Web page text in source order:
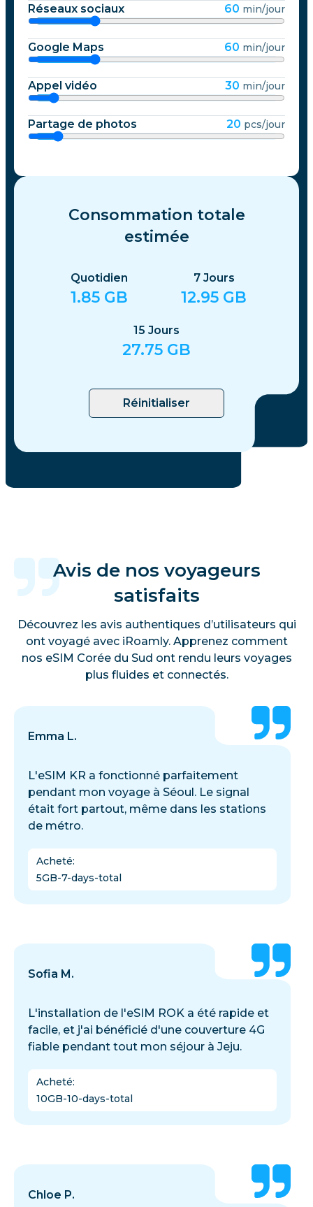
Réseaux sociaux 60 min/jour
Google Maps 60 min/jour
Appel vidéo 30 min/jour
Partage de photos 20 pcs/jour
Consommation totale
estimée
Quotidien
1.85 GB
7 Jours
12.95 GB
15 Jours
27.75 GB
Réinitialiser
Avis de nos voyageurs
satisfaits
Découvrez les avis authentiques d’utilisateurs qui
ont voyagé avec iRoamly. Apprenez comment
nos eSIM Corée du Sud ont rendu leurs voyages
plus fluides et connectés.
Emma L.
L'eSIM KR a fonctionné parfaitement
pendant mon voyage à Séoul. Le signal
était fort partout, même dans les stations
de métro.
Acheté:
5GB-7-days-total
Sofia M.
L'installation de l'eSIM ROK a été rapide et
facile, et j'ai bénéficié d'une couverture 4G
fiable pendant tout mon séjour à Jeju.
Acheté:
10GB-10-days-total
Chloe P.